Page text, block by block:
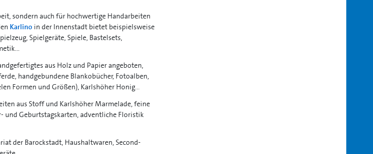
sondern auch für hochwertige Handarbeiten
Karlino in der Innenstadt bietet beispielsweise
Spielgeräte, Spiele, Bastelsets,
aus Holz und Papier angeboten,
handgebundene Blankobücher, Fotoalben,
Formen und Größen), Karlshöher Honig…
aus Stoff und Karlshöher Marmelade, feine
und Geburtstagskarten, adventliche Floristik
der Barockstadt, Haushaltwaren, Second-